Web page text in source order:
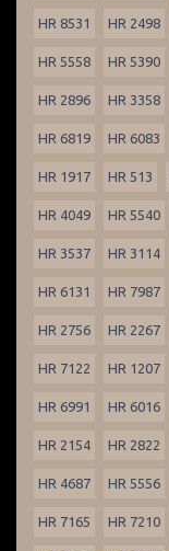
HR 8531 HR 2498
HR 5558 HR 5390
HR 2896 HR 3358
HR 6819 HR 6083
HR 1917 HR 513
HR 4049 HR 5540
HR 3537 HR 3114
HR 6131 HR 7987
HR 2756 HR 2267
HR 7122 HR 1207
HR 6991 HR 6016
HR 2154 HR 2822
HR 4687 HR 5556
HR 7165 HR 7210